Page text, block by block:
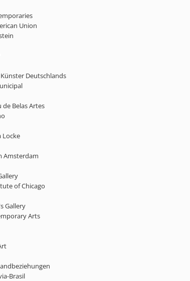
Union
Deutschlands
de Belas Artes
Locke
Amsterdam
of Chicago
Gallery
Arts
Brasil